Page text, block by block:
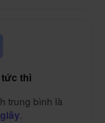
thì
trung bình là
.